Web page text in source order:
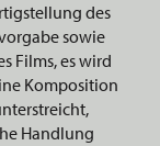
des
sowie
Films, es wird
Komposition
Handlung